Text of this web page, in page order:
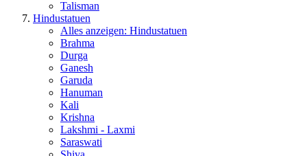
Talisman
Hindustatuen
Alles anzeigen: Hindustatuen
Brahma
Durga
Ganesh
Garuda
Hanuman
Kali
Krishna
Lakshmi - Laxmi
Saraswati